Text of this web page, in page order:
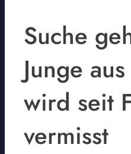
Suche
Junge
wird seit
vermisst